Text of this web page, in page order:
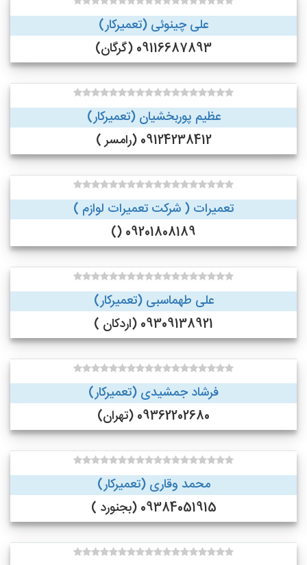
علی چینوئی (تعمیرکار)
09116687893 (گرگان)
عظیم پوربخشیان (تعمیرکار)
09124238412 (رامسر )
تعمیرات ( شرکت تعمیرات لوازم )
09201808189 ()
علی طهماسبی (تعمیرکار)
09309138921 (اردکان )
فرشاد جمشیدی (تعمیرکار)
09362202680 (تهران)
محمد وقاری (تعمیرکار)
09384051915 (بجنورد )